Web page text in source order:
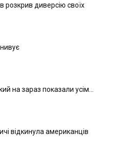
розкрив диверсію своїх
на зараз показали усім...
відкинула американців